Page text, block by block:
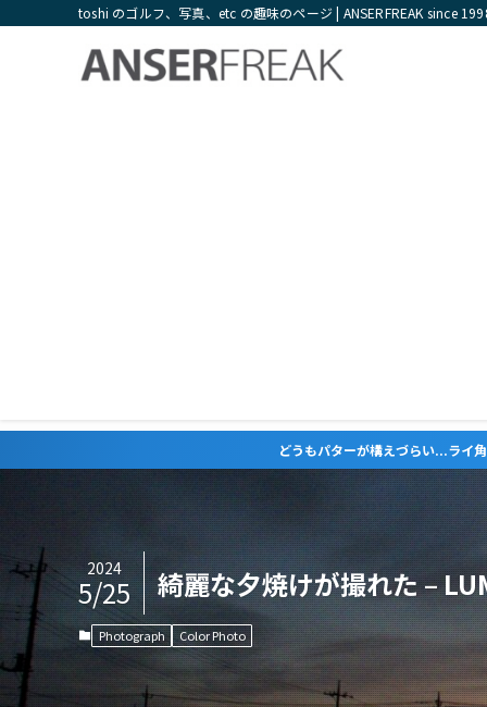
toshi のゴルフ、写真、etc の趣味のページ | ANSERFREAK since
どうもパターが構えづらい...ライ角やロフト角が合っていない気がするという
綺麗な夕焼けが撮れた –
2024
5/25
Photograph Color Photo